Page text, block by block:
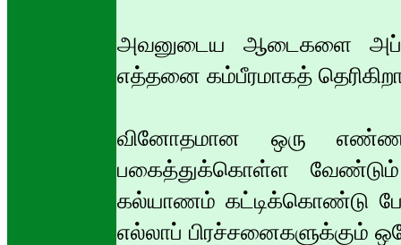
அவனுடைய ஆடைகளை
எத்தனை கம்பீரமாகத்
வினோதமான ஒரு
பகைத்துக்கொள்ள
கல்யாணம் கட்டிக்கொண்டு
எல்லாப் பிரச்சனைகளுக்கும்